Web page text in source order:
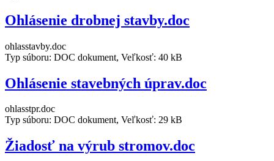
Ohlásenie drobnej stavby.doc
ohlasstavby.doc
Typ súboru: DOC dokument, Veľkosť: 40 kB
Ohlásenie stavebných úprav.doc
ohlasstpr.doc
Typ súboru: DOC dokument, Veľkosť: 29 kB
Žiadosť na výrub stromov.doc